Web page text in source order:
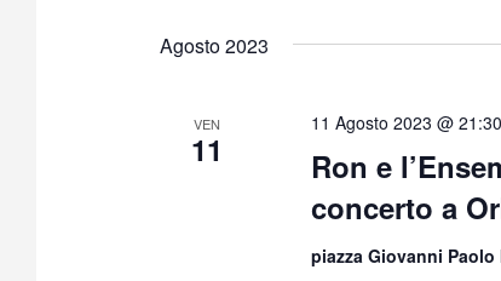
Agosto 2023
VEN
11
Ron e
concerto a
11 Agosto 2023 @ 21:30
piazza Giovanni